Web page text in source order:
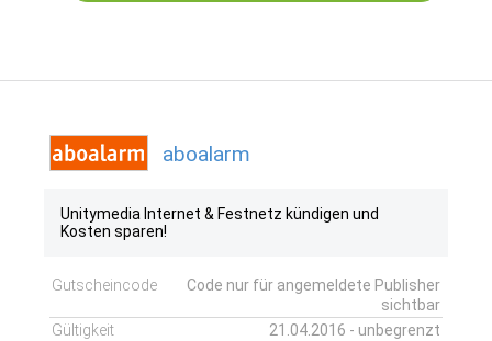
aboalarm
Unitymedia Internet & Festnetz kündigen und
Kosten sparen!
Gutscheincode
Code nur für angemeldete Publisher
sichtbar
Gültigkeit
21.04.2016 - unbegrenzt